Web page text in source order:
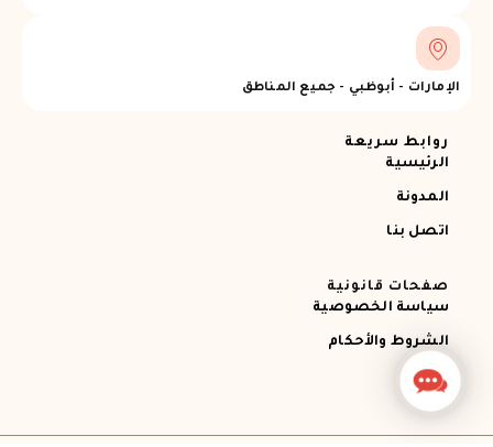
الإمارات - أبوظبي - جميع المناطق
روابط سريعة
الرئيسية
المدونة
اتصل بنا
صفحات قانونية
سياسة الخصوصية
الشروط والأحكام
Contact
Us